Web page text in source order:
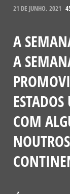
21 DE JUNHO, 2021
A
A
COM